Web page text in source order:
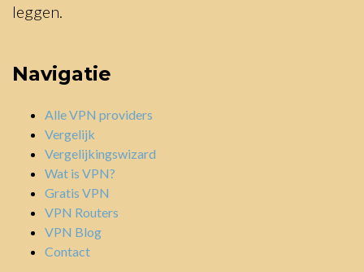
leggen.
Navigatie
Alle VPN providers
Vergelijk
Vergelijkingswizard
Wat is VPN?
Gratis VPN
VPN Routers
VPN Blog
Contact